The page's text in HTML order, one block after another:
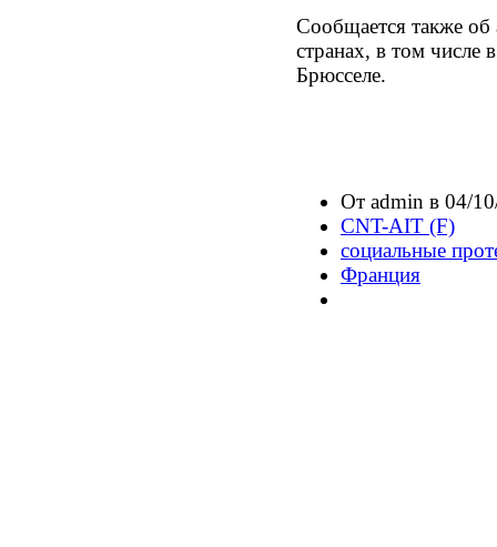
Сообщается также
странах, в том числе
Брюсселе.
От admin в 04/
CNT-AIT (F)
социальные
Франция